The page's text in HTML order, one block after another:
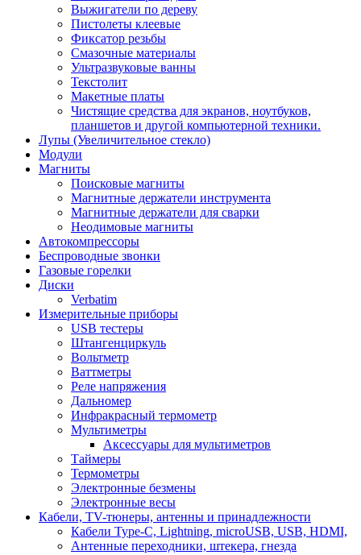
Выжигатели по дереву
Пистолеты клеевые
Фиксатор резьбы
Смазочные материалы
Ультразвуковые ванны
Текстолит
Макетные платы
Чистящие средства для экранов, ноутбуков,
планшетов и другой компьютерной техники.
Лупы (Увеличительное стекло)
Модули
Магниты
Поисковые магниты
Магнитные держатели инструмента
Магнитные держатели для сварки
Неодимовые магниты
Автокомпрессоры
Беспроводные звонки
Газовые горелки
Диски
Verbatim
Измерительные приборы
USB тестеры
Штангенциркуль
Вольтметр
Ваттметры
Реле напряжения
Дальномер
Инфракрасный термометр
Мультиметры
Аксессуары для мультиметров
Таймеры
Термометры
Электронные безмены
Электронные весы
Кабели, TV-тюнеры, антенны и принадлежности
Кабели Type-C, Lightning, microUSB, USB, HDMI,
Антенные переходники, штекера, гнезда